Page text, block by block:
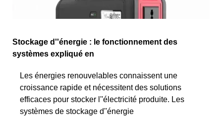
Stockage d''énergie : le fonctionnement des
systèmes expliqué en
Les énergies renouvelables connaissent une
croissance rapide et nécessitent des solutions
efficaces pour stocker l''électricité produite. Les
systèmes de stockage d''énergie